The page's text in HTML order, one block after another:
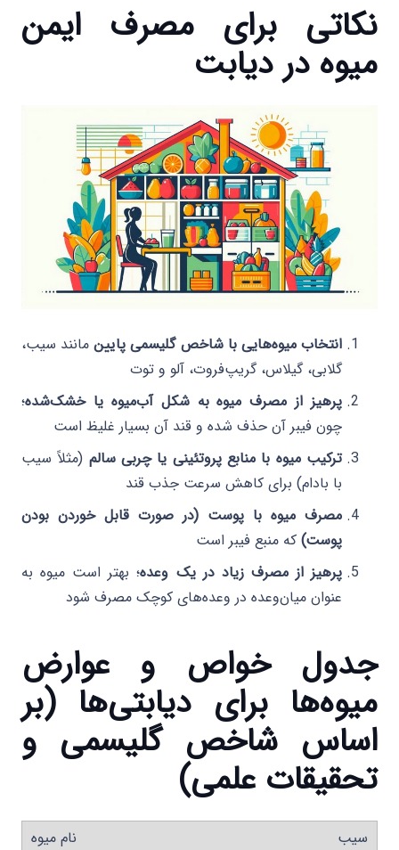
نکاتی برای مصرف ایمن
میوه در دیابت
انتخاب میوه‌هایی با شاخص گلیسمی پایینمانند سیب،
گلابی، گیلاس، گریپ‌فروت، آلو و توت
پرهیز از مصرف میوه به شکل آب‌میوه یا خشک‌شده؛
چون فیبر آن حذف شده و قند آن بسیار غلیظ است
ترکیب میوه با منابع پروتئینی یا چربی سالم (مثلاً سیب
با بادام) برای کاهش سرعت جذب قند
مصرف میوه با پوست (در صورت قابل خوردن بودن
پوست) که منبع فیبر است
پرهیز از مصرف زیاد در یک وعده؛ بهتر است میوه به
عنوان میان‌وعده در وعده‌های کوچک مصرف شود
جدول خواص و عوارض
میوه‌ها برای دیابتی‌ها (بر
اساس شاخص گلیسمی و
تحقیقات علمی)
سیب